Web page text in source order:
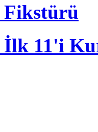
Fikstürü
İlk 11'i